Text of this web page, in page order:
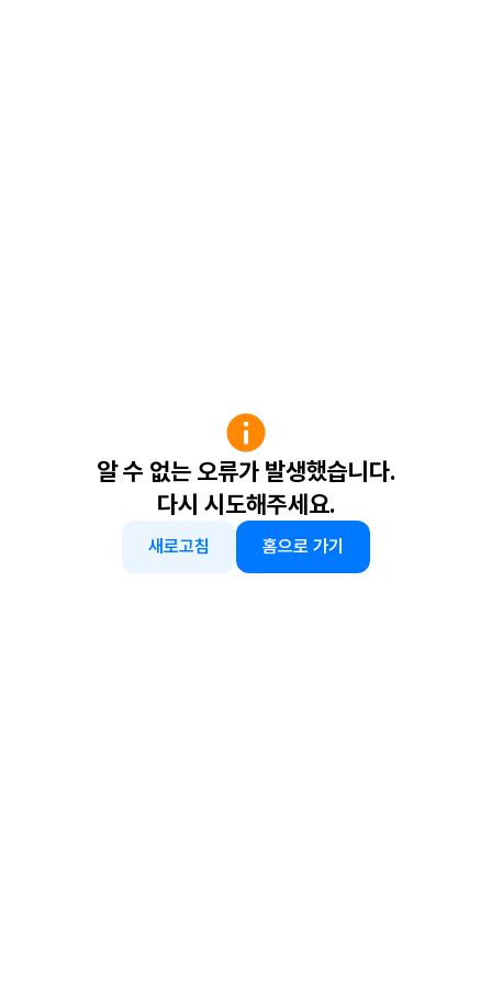
알 수 없는 오류가 발생했습니다.
다시 시도해주세요.
새로고침 홈으로 가기